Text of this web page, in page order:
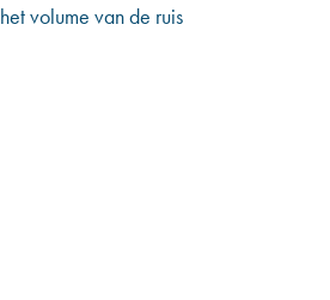
volume van de ruis